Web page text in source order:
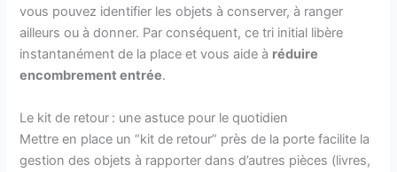
vous pouvez identifier les objets à conserver, à ranger
ailleurs ou à donner. Par conséquent, ce tri initial libère
instantanément de la place et vous aide à réduire
encombrement entrée.
Le kit de retour : une astuce pour le quotidien
Mettre en place un “kit de retour” près de la porte facilite la
gestion des objets à rapporter dans d’autres pièces (livres,